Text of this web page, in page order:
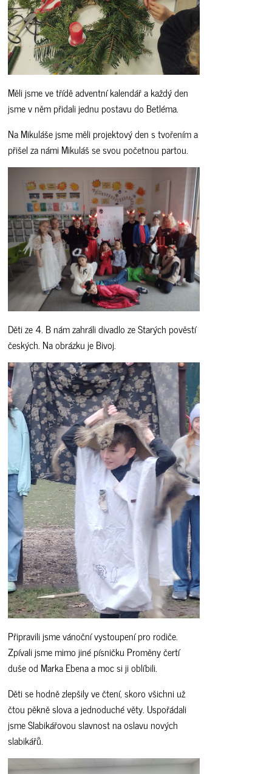
Měli jsme ve třídě adventní kalendář a každý den
jsme v něm přidali jednu postavu do Betléma.
Na Mikuláše jsme měli projektový den s tvořením a
přišel za námi Mikuláš se svou početnou partou.
Děti ze 4. B nám zahráli divadlo ze Starých pověstí
českých. Na obrázku je Bivoj.
Připravili jsme vánoční vystoupení pro rodiče.
Zpívali jsme mimo jiné písničku Proměny čertí
duše od Marka Ebena a moc si ji oblíbili.
Děti se hodně zlepšily ve čtení, skoro všichni už
čtou pěkně slova a jednoduché věty. Uspořádali
jsme Slabikářovou slavnost na oslavu nových
slabikářů.